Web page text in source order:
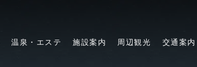
温泉・エステ 施設案内 周辺観光 交通案内